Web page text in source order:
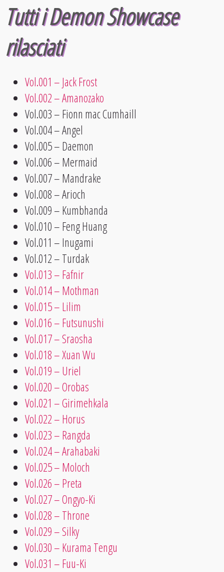
Tutti i Demon Showcase
rilasciati
Vol.001 – Jack Frost
Vol.002 – Amanozako
Vol.003 – Fionn mac Cumhaill
Vol.004 – Angel
Vol.005 – Daemon
Vol.006 – Mermaid
Vol.007 – Mandrake
Vol.008 – Arioch
Vol.009 – Kumbhanda
Vol.010 – Feng Huang
Vol.011 – Inugami
Vol.012 – Turdak
Vol.013 – Fafnir
Vol.014 – Mothman
Vol.015 – Lilim
Vol.016 – Futsunushi
Vol.017 – Sraosha
Vol.018 – Xuan Wu
Vol.019 – Uriel
Vol.020 – Orobas
Vol.021 – Girimehkala
Vol.022 – Horus
Vol.023 – Rangda
Vol.024 – Arahabaki
Vol.025 – Moloch
Vol.026 – Preta
Vol.027 – Ongyo-Ki
Vol.028 – Throne
Vol.029 – Silky
Vol.030 – Kurama Tengu
Vol.031 – Fuu-Ki